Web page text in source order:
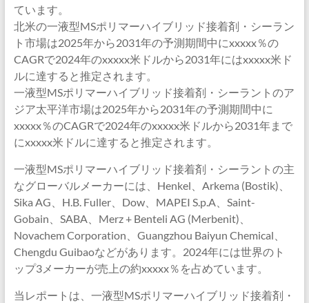
ています。
北米の一液型MSポリマーハイブリッド接着剤・シーラン
ト市場は2025年から2031年の予測期間中にxxxxx％の
CAGRで2024年のxxxxx米ドルから2031年にはxxxxx米ド
ルに達すると推定されます。
一液型MSポリマーハイブリッド接着剤・シーラントのア
ジア太平洋市場は2025年から2031年の予測期間中に
xxxxx％のCAGRで2024年のxxxxx米ドルから2031年まで
にxxxxx米ドルに達すると推定されます。
一液型MSポリマーハイブリッド接着剤・シーラントの主
なグローバルメーカーには、Henkel、Arkema (Bostik)、
Sika AG、H.B. Fuller、Dow、MAPEI S.p.A、Saint-
Gobain、SABA、Merz + Benteli AG (Merbenit)、
Novachem Corporation、Guangzhou Baiyun Chemical、
Chengdu Guibaoなどがあります。2024年には世界のト
ップ3メーカーが売上の約xxxxx％を占めています。
当レポートは、一液型MSポリマーハイブリッド接着剤・